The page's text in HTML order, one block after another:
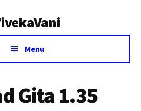
Menu
Gita 1.35